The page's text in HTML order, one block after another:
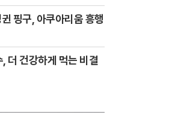
핑구, 아쿠아리움 흥행
더 건강하게 먹는 비결